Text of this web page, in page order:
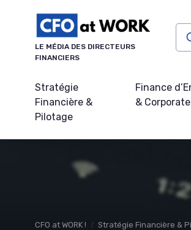
LE MÉDIA DES DIRECTEURS
FINANCIERS
Stratégie
Financière &
Pilotage
Finance
&
CFO at WORK ! Stratégie Financière &